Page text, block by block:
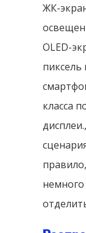
ЖК-
OLED-
класса